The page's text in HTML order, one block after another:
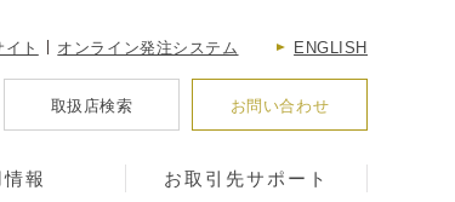
ト オンライン発注システム ENGLISH
取扱店検索 お問い合わせ
報 お取引先サポート